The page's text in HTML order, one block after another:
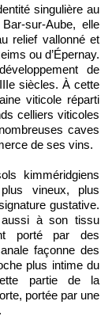
singulière au
sur-Aube, elle
relief vallonné et
ou d’Épernay.
de
siècles. À cette
viticole réparti
celliers viticoles
caves
de ses vins.
kimméridgiens
vineux, plus
gustative.
à son tissu
porté par des
façonne des
plus intime du
partie de la
portée par une